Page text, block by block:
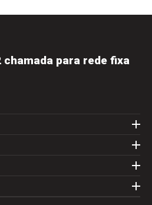
chamada para rede fixa